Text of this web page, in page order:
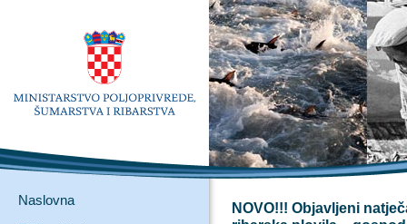
Naslovna
NOVO!!! Objavljeni